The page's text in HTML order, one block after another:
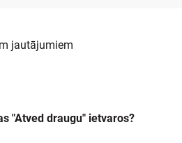
jautājumiem
"Atved draugu" ietvaros?